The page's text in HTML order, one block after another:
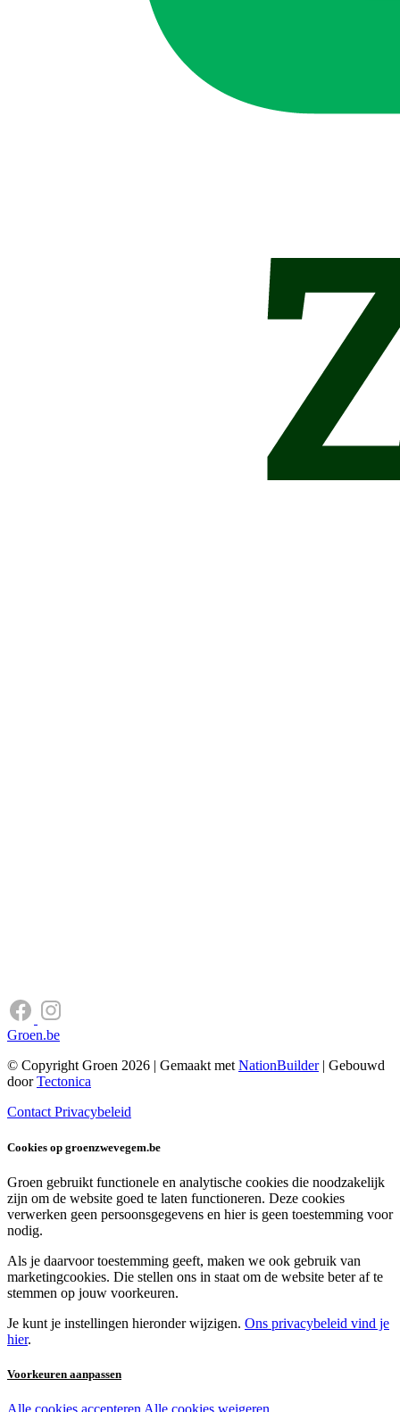
Groen.be
© Copyright Groen 2026 | Gemaakt metNationBuilder| Gebouwd
doorTectonica
ContactPrivacybeleid
Cookies op groenzwevegem.be
Groen gebruikt functionele en analytische cookies die noodzakelijk
zijn om de website goed te laten functioneren. Deze cookies
verwerken geen persoonsgegevens en hier is geen toestemming voor
nodig.
Als je daarvoor toestemming geeft, maken we ook gebruik van
marketingcookies. Die stellen ons in staat om de website beter af te
stemmen op jouw voorkeuren.
Je kunt je instellingen hieronder wijzigen. Ons privacybeleid vind je
hier.
Voorkeuren aanpassen